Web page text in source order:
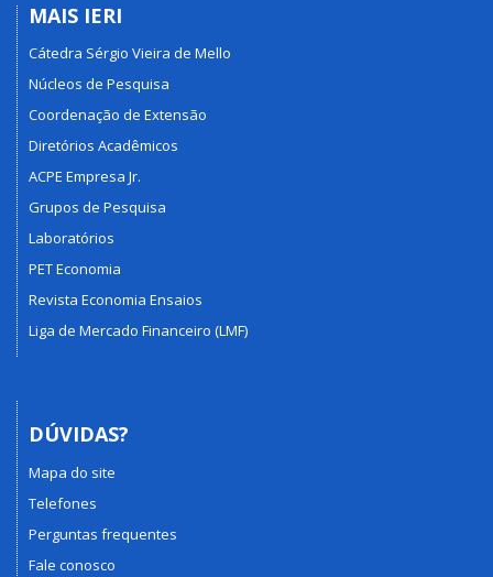
MAIS IERI
Cátedra Sérgio Vieira de Mello
Núcleos de Pesquisa
Coordenação de Extensão
Diretórios Acadêmicos
ACPE Empresa Jr.
Grupos de Pesquisa
Laboratórios
PET Economia
Revista Economia Ensaios
Liga de Mercado Financeiro (LMF)
DÚVIDAS?
Mapa do site
Telefones
Perguntas frequentes
Fale conosco